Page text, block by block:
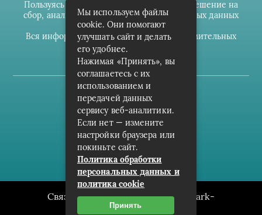
Пользуясь данным ресурсом вы даёте разрешение на
сбор, анализ и хранение своих персональных данных
согласноПравилам
Вся информация предоставлена в ознакомительных
целях.
(c) cpark-avto.ru
Карта сайта
О проекте
Архив
Связаться с редакцией сайта: cpark-
avto.ru@mailwebsite.ru
Мы используем файлы
cookie. Они помогают
улучшать сайт и делать
его удобнее.
Нажимая «Принять», вы
соглашаетесь с их
использованием и
передачей данных
сервису веб-аналитики.
Если нет — измените
настройки браузера или
покиньте сайт.
Политика обработки
персональных данных и
политика cookie
Принять